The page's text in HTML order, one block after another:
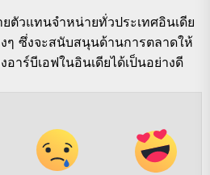
ยตัวแทนจำหน่ายทั่วประเทศอินเดีย
ๆ ซึ่งจะสนับสนุนด้านการตลาดให้
าร์บีเอฟในอินเดียได้เป็นอย่างดี